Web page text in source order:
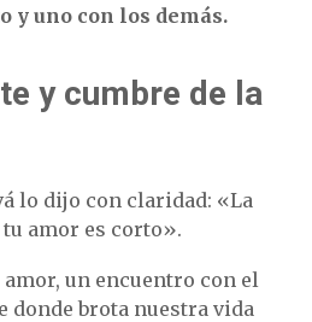
y uno con los demás.
y cumbre de la
lo dijo con claridad: «La
amor es corto».
amor, un encuentro con el
donde brota nuestra vida